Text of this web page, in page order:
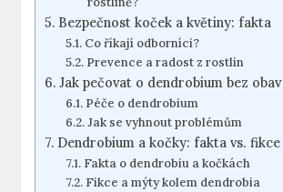
Bezpečnost koček a květiny: fakta
Co říkají odborníci?
Prevence a radost z rostlin
Jak pečovat o dendrobium bez obav
Péče o dendrobium
Jak se vyhnout problémům
Dendrobium a kočky: fakta vs. fikce
Fakta o dendrobiu a kočkách
Fikce a mýty kolem dendrobia